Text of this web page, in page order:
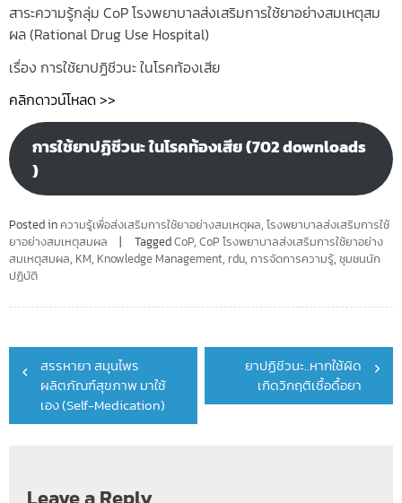
สาระความรู้กลุ่ม CoP โรงพยาบาลส่งเสริมการใช้ยาอย่างสมเหตุสม
ผล (Rational Drug Use Hospital)
เรื่อง การใช้ยาปฏิชีวนะ ในโรคท้องเสีย
คลิกดาวน์โหลด >>
การใช้ยาปฏิชีวนะ ในโรคท้องเสีย (702 downloads
)
Posted in ความรู้เพื่อส่งเสริมการใช้ยาอย่างสมเหตุผล, โรงพยาบาลส่งเสริมการใช้
ยาอย่างสมเหตุสมผล
TaggedCoP, CoP โรงพยาบาลส่งเสริมการใช้ยาอย่าง
สมเหตุสมผล, KM, Knowledge Management, rdu, การจัดการความรู้, ชุมชนนัก
ปฏิบัติ
Post
navigation
สรรหายา สมุนไพร
ผลิตภัณฑ์สุขภาพ มาใช้
เอง (Self-Medication)
ยาปฏิชีวนะ..หากใช้ผิด
เกิดวิกฤติเชื้อดื้อยา